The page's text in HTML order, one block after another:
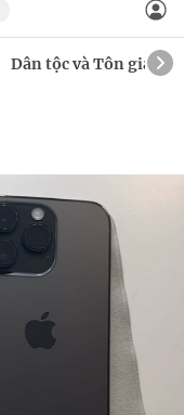
Dân tộc và Tôn giáo